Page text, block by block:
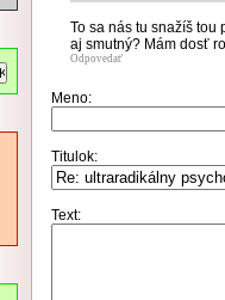
To sa nás tu snažíš
aj smutný? Mám dosť
Odpovedať
Meno:
Titulok:
Text: